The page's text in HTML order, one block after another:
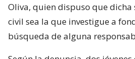
Oliva, quien dispuso que dicha
civil sea la que investigue a
búsqueda de alguna